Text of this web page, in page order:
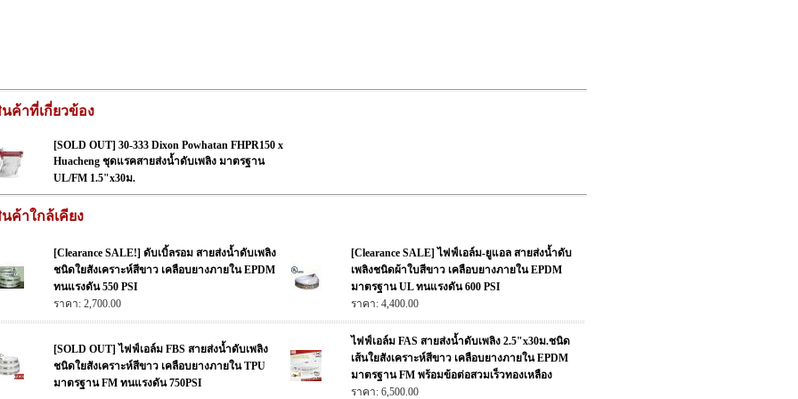
ค้าที่เกี่ยวข้อง
[SOLD OUT] 30-333 Dixon Powhatan FHPR150 x
Huacheng ชุดแรคสายส่งน้ำดับเพลิง มาตรฐาน
UL/FM 1.5"x30ม.
ค้าใกล้เคียง
[Clearance SALE!] ดับเบิ้ลรอม สายส่งน้ำดับเพลิง
ชนิดใยสังเคราะห์สีขาว เคลือบยางภายใน EPDM
ทนแรงดัน 550 PSI
ราคา: 2,700.00
[Clearance SALE] ไฟฟ์เอล์ม-ยูแอล สายส่งน้ำดับ
เพลิงชนิดผ้าใบสีขาว เคลือบยางภายใน EPDM
มาตรฐาน UL ทนแรงดัน 600 PSI
ราคา: 4,400.00
[SOLD OUT] ไฟฟ์เอล์ม FBS สายส่งน้ำดับเพลิง
ชนิดใยสังเคราะห์สีขาว เคลือบยางภายใน TPU
มาตรฐาน FM ทนแรงดัน 750PSI
ไฟฟ์เอล์ม FAS สายส่งน้ำดับเพลิง 2.5"x30ม.ชนิด
เส้นใยสังเคราะห์สีขาว เคลือบยางภายใน EPDM
มาตรฐาน FM พร้อมข้อต่อสวมเร็วทองเหลือง
ราคา: 6,500.00